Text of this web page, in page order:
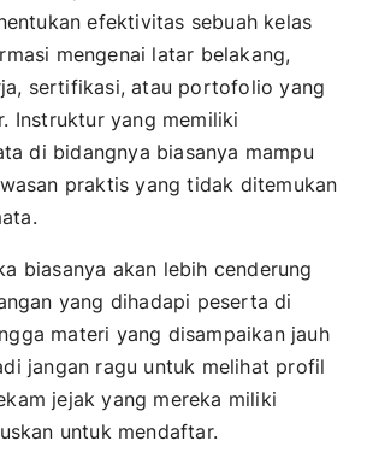
efektivitas sebuah kelas
mengenai latar belakang,
sertifikasi, atau portofolio yang
Instruktur yang memiliki
di bidangnya biasanya mampu
praktis yang tidak ditemukan
biasanya akan lebih cenderung
yang dihadapi peserta di
materi yang disampaikan jauh
jangan ragu untuk melihat profil
jejak yang mereka miliki
untuk mendaftar.